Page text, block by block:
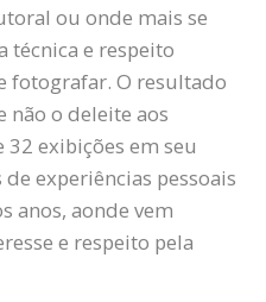
ou onde mais se
técnica e respeito
fotografar. O resultado
não o deleite aos
32 exibições em seu
experiências pessoais
anos, aonde vem
e respeito pela